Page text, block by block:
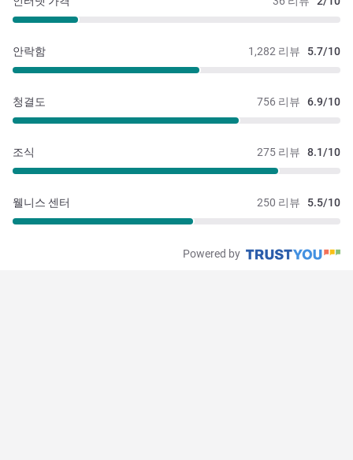
1,282 리뷰 5.7/10
안락함
756 리뷰 6.9/10
청결도
275 리뷰 8.1/10
조식
250 리뷰 5.5/10
웰니스 센터
Powered by